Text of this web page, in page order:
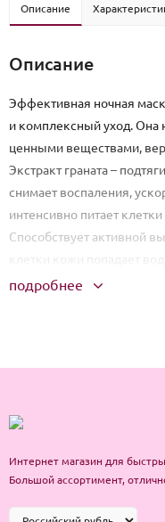
Описание
Описание
Эффективная ночная
и комплексный уход. Она
ценными веществами,
Экстракт граната –
снимает воспаления,
интенсивно питает
Способствует активной
процесс регенерации,
подробнее
Интернет магазин для
Большой ассортимент,